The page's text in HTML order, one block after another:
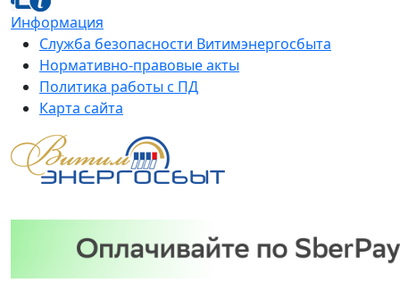
Информация
Служба безопасности Витимэнергосбыта
Нормативно-правовые акты
Политика работы с ПД
Карта сайта